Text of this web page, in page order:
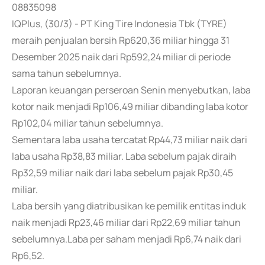
08835098
IQPlus, (30/3) - PT King Tire Indonesia Tbk (TYRE)
meraih penjualan bersih Rp620,36 miliar hingga 31
Desember 2025 naik dari Rp592,24 miliar di periode
sama tahun sebelumnya.
Laporan keuangan perseroan Senin menyebutkan, laba
kotor naik menjadi Rp106,49 miliar dibanding laba kotor
Rp102,04 miliar tahun sebelumnya.
Sementara laba usaha tercatat Rp44,73 miliar naik dari
laba usaha Rp38,83 miliar. Laba sebelum pajak diraih
Rp32,59 miliar naik dari laba sebelum pajak Rp30,45
miliar.
Laba bersih yang diatribusikan ke pemilik entitas induk
naik menjadi Rp23,46 miliar dari Rp22,69 miliar tahun
sebelumnya.Laba per saham menjadi Rp6,74 naik dari
Rp6,52.